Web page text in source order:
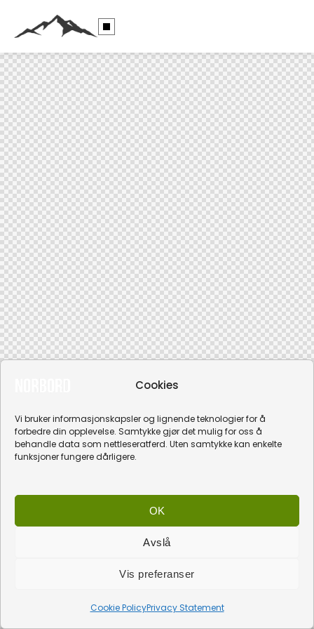
Cookies
Vi bruker informasjonskapsler og lignende teknologier for å
forbedre din opplevelse. Samtykke gjør det mulig for oss å
behandle data som nettleseratferd. Uten samtykke kan enkelte
funksjoner fungere dårligere.
OK
Avslå
Vis preferanser
Cookie PolicyPrivacy Statement